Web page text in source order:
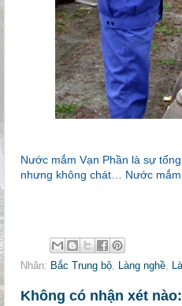
Nước mắm Vạn Phần là sự
nhưng không chát… Nước mắm
Nhãn: Bắc Trung bộ Làng nghề
Không có nhận xét nào: